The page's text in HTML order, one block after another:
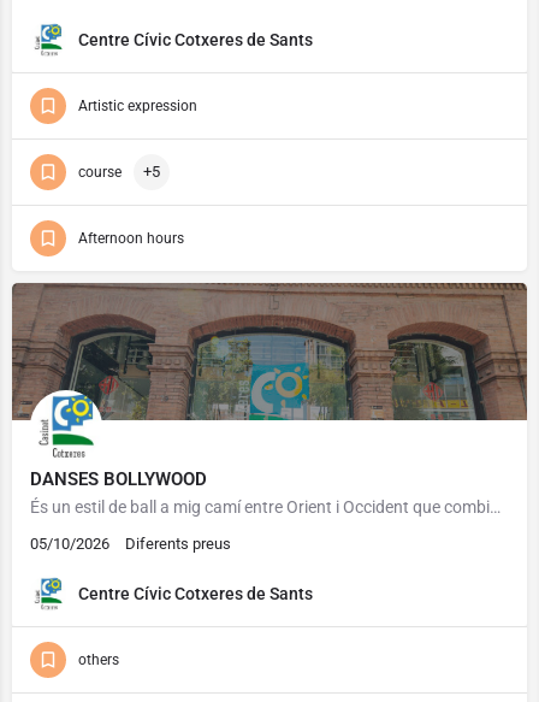
Centre Cívic Cotxeres de Sants
Artistic expression
course +5
Afternoon hours
DANSES BOLLYWOOD
És un estil de ball a mig camí entre Orient i Occident que combina els moviments sensuals de les danses…
05/10/2026 Diferents preus
Centre Cívic Cotxeres de Sants
others